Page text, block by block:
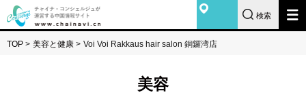
検索
TOP > 美容と健康 > Voi Voi Rakkaus hair salon 銅鑼湾店
美容